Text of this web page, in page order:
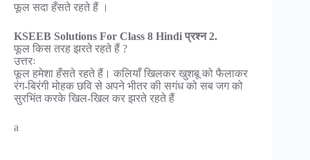
फूल सदा हँसते रहते हैं ।
KSEEB Solutions For Class 8 Hindi प्रश्न 2.
फूल किस तरह झरते रहते हैं ?
उत्तरः
फूल हमेशा हँसते रहते हैं। कलियाँ खिलकर खुशबू को फैलाकर
रंग-बिरंगी मोहक छवि से अपने भीतर की सगंध को सब जग को
सुरभिंत करके खिल-खिल कर झरते रहते हैं
a